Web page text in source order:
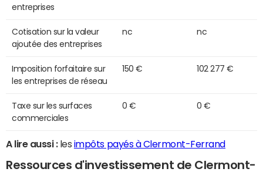
entreprises
Cotisation sur la valeur
ajoutée des entreprises
nc nc
Imposition forfaitaire sur
les entreprises de réseau
150 € 102 277 €
Taxe sur les surfaces
commerciales
0 € 0 €
A lire aussi :les impôts payés à Clermont-Ferrand
Ressources d'investissement de Clermont-